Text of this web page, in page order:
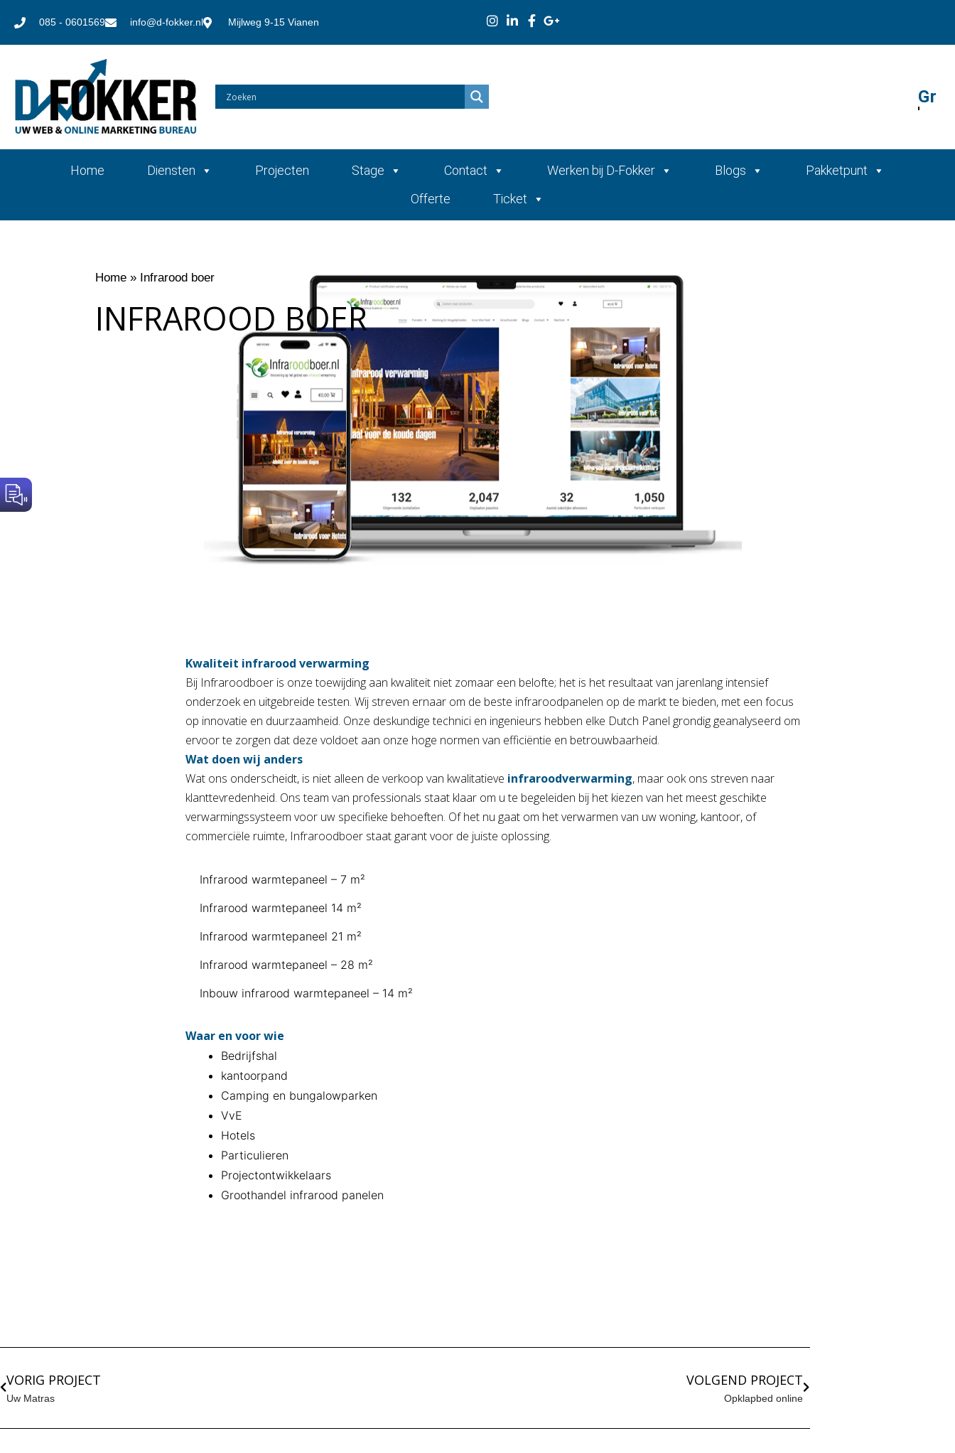
085 - 0601569 info@d-fokker.nl Mijlweg 9-15 Vianen
Gratis offerte
Home Diensten Projecten Stage Contact Werken bij D-Fokker Blogs
Pakketpunt
Offerte
Ticket
Home » Infrarood boer
INFRAROOD BOER
Kwaliteit infrarood verwarming
Bij Infraroodboeris onze toewijding aan kwaliteit niet zomaar een belofte; het is het resultaat van jarenlang intensief
onderzoek en uitgebreide testen. Wij streven ernaar om de beste infraroodpanelen op de markt te bieden, met een focus
op innovatie en duurzaamheid. Onze deskundige technici en ingenieurs hebben elke Dutch Panel grondig geanalyseerd om
ervoor te zorgen dat deze voldoet aan onze hoge normen van efficiëntie en betrouwbaarheid.
Wat doen wij anders
Wat ons onderscheidt, is niet alleen de verkoop van kwalitatieve infraroodverwarming, maar ook ons streven naar
klanttevredenheid. Ons team van professionals staat klaar om u te begeleiden bij het kiezen van het meest geschikte
verwarmingssysteem voor uw specifieke behoeften. Of het nu gaat om het verwarmen van uw woning, kantoor, of
commerciële ruimte, Infraroodboerstaat garant voor de juiste oplossing.
Infrarood warmtepaneel – 7 m²
Infrarood warmtepaneel 14 m²
Infrarood warmtepaneel 21 m²
Infrarood warmtepaneel – 28 m²
Inbouw infrarood warmtepaneel – 14 m²
Waar en voor wie
Bedrijfshal
kantoorpand
Camping en bungalowparken
VvE
Hotels
Particulieren
Projectontwikkelaars
Groothandel infrarood panelen
VORIG PROJECT
Uw Matras
VOLGEND PROJECT
Opklapbed online